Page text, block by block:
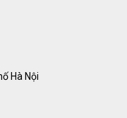
Hà Nội